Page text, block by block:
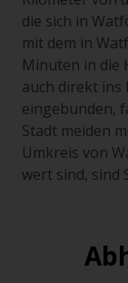
die sich in
mit dem in
Minuten in die
auch direkt
eingebunden,
Stadt meiden
Umkreis von
wert sind, sind